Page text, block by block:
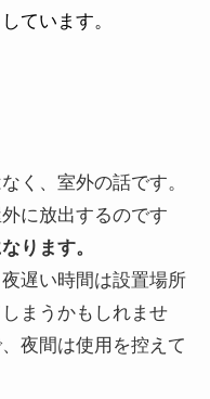
ています。
く、室外の話です。
に放出するのです
ります。
遅い時間は設置場所
まうかもしれませ
夜間は使用を控えて